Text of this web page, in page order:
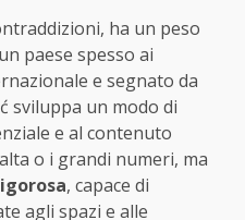
ha un peso
paese spesso ai
e segnato da
sviluppa un modo di
e al contenuto
o i grandi numeri, ma
, capace di
agli spazi e alle